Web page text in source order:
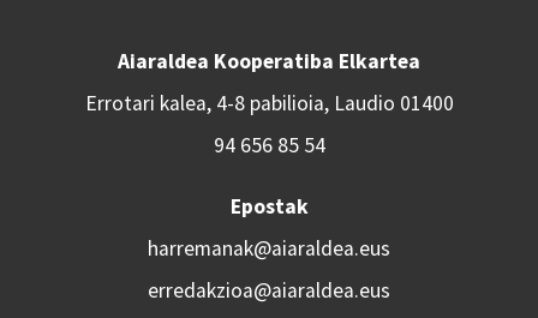
Aiaraldea Kooperatiba Elkartea
Errotari kalea, 4-8 pabilioia, Laudio 01400
94 656 85 54
Epostak
harremanak@aiaraldea.eus
erredakzioa@aiaraldea.eus